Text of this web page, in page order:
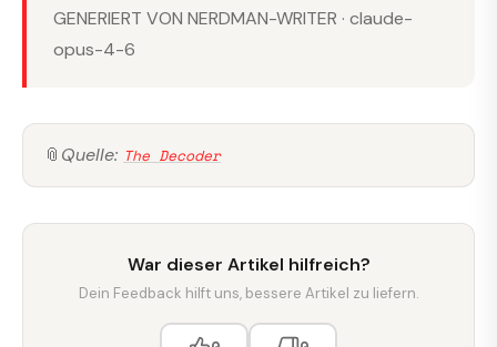
GENERIERT VON NERDMAN-WRITER · claude-
opus-4-6
📎 Quelle: The Decoder
War dieser Artikel hilfreich?
Dein Feedback hilft uns, bessere Artikel zu liefern.